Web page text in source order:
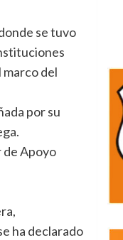
se tuvo
del
por su
de Apoyo
ha declarado